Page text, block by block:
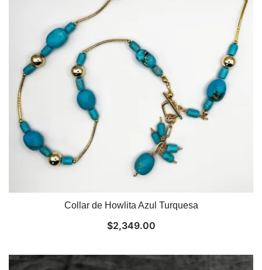
Collar de Howlita Azul Turquesa
$2,349.00